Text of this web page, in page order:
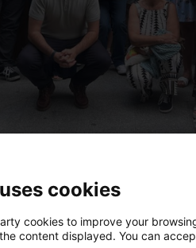
cookies
cookies to improve your
content displayed. You can